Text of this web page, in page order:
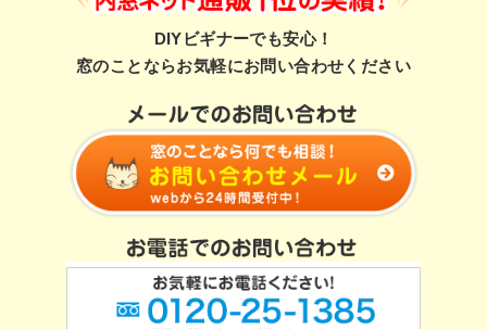
DIYビギナーでも安心！
窓のことならお気軽にお問い合わせください